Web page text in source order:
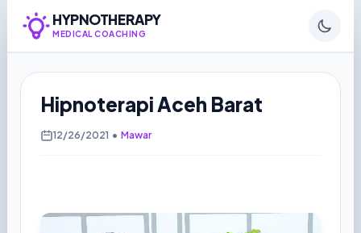
HYPNOTHERAPY
MEDICAL COACHING
Hipnoterapi Aceh Barat
12/26/2021 • Mawar